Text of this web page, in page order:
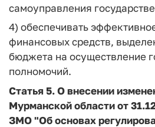
самоуправления
4) обеспечивать
финансовых средств,
бюджета на осуществление
полномочий.
Статья 5.О внесении
Мурманской области от
ЗМО "Об основах